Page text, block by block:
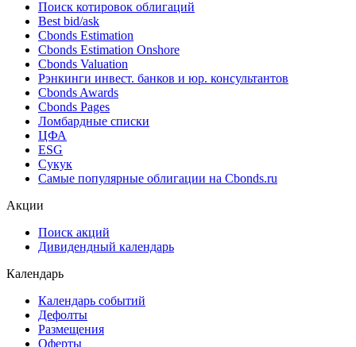
Поиск облигаций & Карты рынка
Поиск облигаций (ИИ)
Ближайшие размещения (Россия)
Поиск котировок облигаций
Best bid/ask
Cbonds Estimation
Cbonds Estimation Onshore
Cbonds Valuation
Рэнкинги инвест. банков и юр. консультантов
Cbonds Awards
Cbonds Pages
Ломбардные списки
ESG
Самые популярные облигации на Cbonds.ru
Дивидендный календарь
Календарь